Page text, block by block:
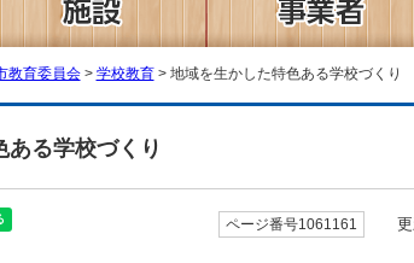
教育委員会> 学校教育> 地域を生かした特色ある学校づくり
ある学校づくり
ページ番号1061161 更